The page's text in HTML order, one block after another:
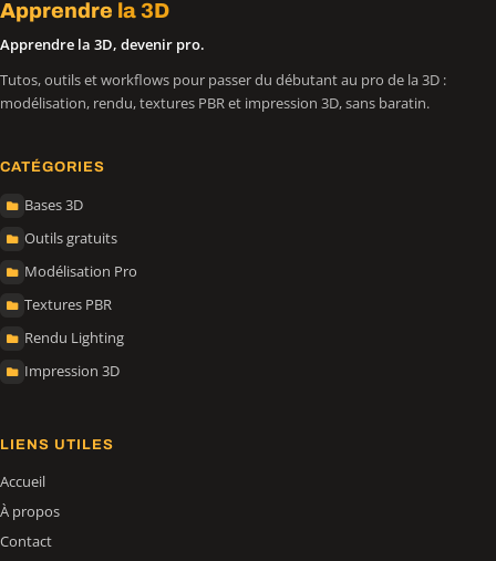
Apprendre la 3D
Apprendre la 3D, devenir pro.
Tutos, outils et workflows pour passer du débutant au pro de la 3D :
modélisation, rendu, textures PBR et impression 3D, sans baratin.
CATÉGORIES
Bases 3D
Outils gratuits
Modélisation Pro
Textures PBR
Rendu Lighting
Impression 3D
LIENS UTILES
Accueil
À propos
Contact